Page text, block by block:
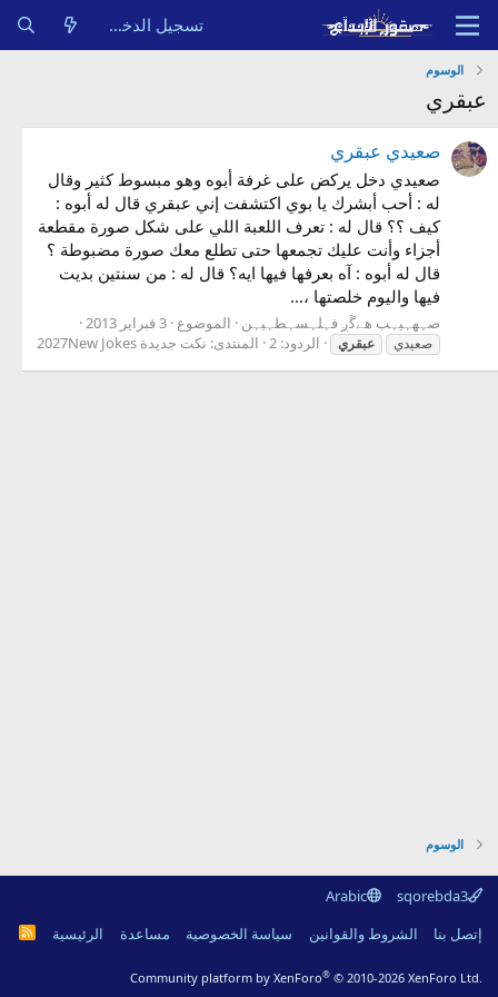
تسجيل الدخول
الوسوم
عبقري
صعيدي عبقري
صعيدي دخل يركض على غرفة أبوه وهو مبسوط كثير وقال
له : أحب أبشرك يا بوي اكتشفت إني عبقري قال له أبوه :
كيف ؟؟ قال له : تعرف اللعبة اللي على شكل صورة مقطعة
أجزاء وأنت عليك تجمعها حتى تطلع معك صورة مضبوطة ؟
قال له أبوه : آه بعرفها فيها ايه؟ قال له : من سنتين بديت
فيها واليوم خلصتها ،...
صہهہيہب هےﮜږ فہلہسہطہيہن الموضوع 3 فبراير 2013
صعيدي عبقري الردود: 2 المنتدى: نكت جديدة 2027New Jokes
الوسوم
sqorebda3
Arabic
إتصل بنا
الشروط والقوانين سياسة الخصوصية مساعدة الرئيسية
R
Community platform by XenForo® © 2010-2026 XenForo Ltd.